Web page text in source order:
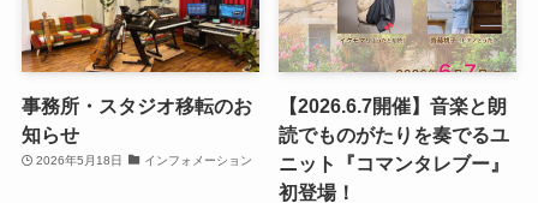
事務所・スタジオ移転のお
知らせ
2026年5月18日 インフォメーション
【2026.6.7開催】音楽と朗
読でものがたりを奏でるユ
ニット『コマンタレブー』
初登場！